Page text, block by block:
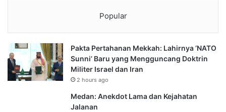
Popular
Pakta Pertahanan Mekkah: Lahirnya ‘NATO
Sunni’ Baru yang Mengguncang Doktrin
Militer Israel dan Iran
2 hours ago
Medan: Anekdot Lama dan Kejahatan
Jalanan